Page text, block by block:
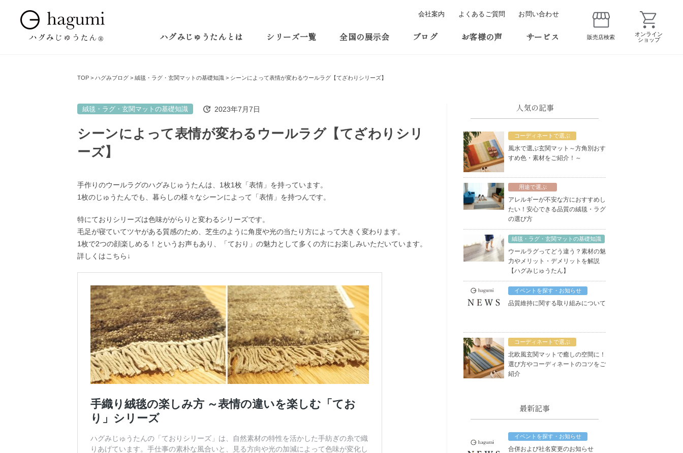
ハグみじゅうたんとは シリーズ一覧 全国の展示会 ブログ お客様の声 サービス
会社案内 よくあるご質問 お問い合わせ
販売店検索
オンライン
ショップ
TOP ハグみブログ 絨毯・ラグ・玄関マットの基礎知識 シーンによって表情が変わるウールラグ【てざわりシリーズ】
シーンによって表情が変わるウールラグ【てざわりシリ
ーズ】
絨毯・ラグ・玄関マットの基礎知識 2023年7月7日
手作りのウールラグのハグみじゅうたんは、1枚1枚「表情」を持っています。
1枚のじゅうたんでも、暮らしの様々なシーンによって「表情」を持つんです。
特にておりシリーズは色味ががらりと変わるシリーズです。
毛足が寝ていてツヤがある質感のため、芝生のように角度や光の当たり方によって大きく変わります。
1枚で2つの顔楽しめる！というお声もあり、「ており」の魅力として多くの方にお楽しみいただいています。
詳しくはこちら↓
人気の記事
コーディネートで選ぶ
風水で選ぶ玄関マット～方角別おす
すめ色・素材をご紹介！～
用途で選ぶ
アレルギーが不安な方におすすめし
たい！安心できる品質の絨毯・ラグ
の選び方
絨毯・ラグ・玄関マットの基礎知識
ウールラグってどう違う？素材の魅
力やメリット・デメリットを解説
【ハグみじゅうたん】
イベントを探す・お知らせ
品質維持に関する取り組みについて
コーディネートで選ぶ
北欧風玄関マットで癒しの空間に！
選び方やコーディネートのコツをご
紹介
最新記事
イベントを探す・お知らせ
合併および社名変更のお知らせ